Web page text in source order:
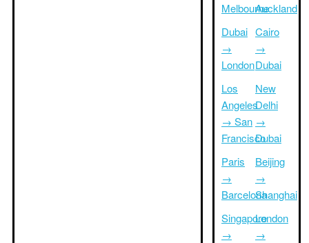
Melbourne
Dubai
→
London
Los
Angeles
→ San
Francisco
Paris
→
Barcelona
Singapore
→
Auckland
Cairo
→
Dubai
New
Delhi
→
Dubai
Beijing
→
Shanghai
London
→